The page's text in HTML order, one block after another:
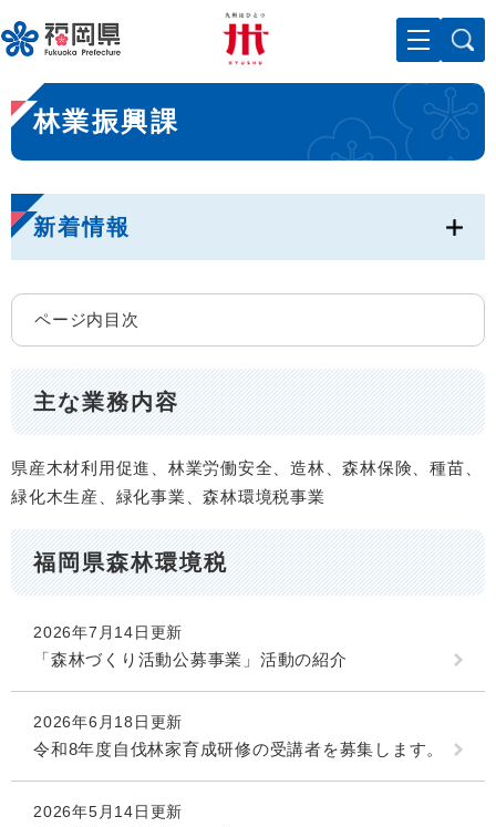
ー
ジ
先
頭
で
。
メニューを飛ばして本文へ
本
文
林業振興課
新着情報
ページ内目次
主な業務内容
県産木材利用促進、林業労働安全、造林、森林保険、種苗、
緑化木生産、緑化事業、森林環境税事業
福岡県森林環境税
2026年7月14日更新
「森林づくり活動公募事業」活動の紹介
2026年6月18日更新
令和8年度自伐林家育成研修の受講者を募集します。
2026年5月14日更新